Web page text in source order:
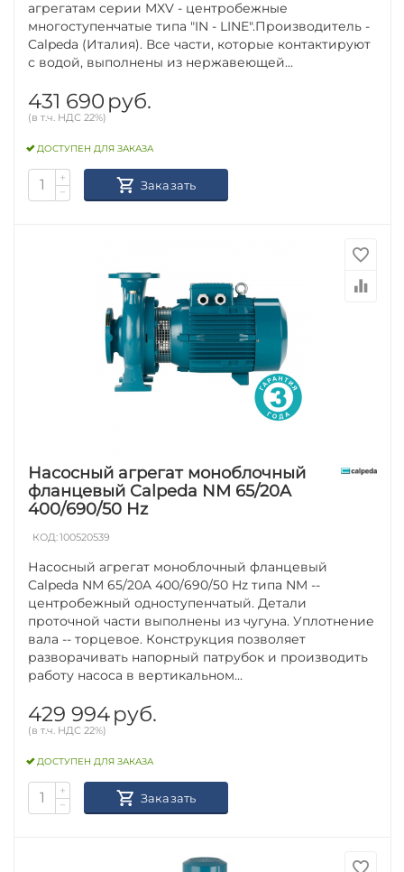
агрегатам серии MXV - центробежные
многоступенчатые типа "IN - LINE".Производитель -
Calpeda (Италия). Все части, которые контактируют
с водой, выполнены из нержавеющей...
431 690 руб.
(в т.ч. НДС 22%)
ДОСТУПЕН ДЛЯ ЗАКАЗА
+
−
Заказать
Насосный агрегат моноблочный
фланцевый Calpeda NM 65/20A
400/690/50 Hz
КОД:100520539
Насосный агрегат моноблочный фланцевый
Calpeda NM 65/20A 400/690/50 Hz типа NM --
центробежный одноступенчатый. Детали
проточной части выполнены из чугуна. Уплотнение
вала -- торцевое. Конструкция позволяет
разворачивать напорный патрубок и производить
работу насоса в вертикальном...
429 994руб.
(в т.ч. НДС 22%)
ДОСТУПЕН ДЛЯ ЗАКАЗА
+
−
Заказать